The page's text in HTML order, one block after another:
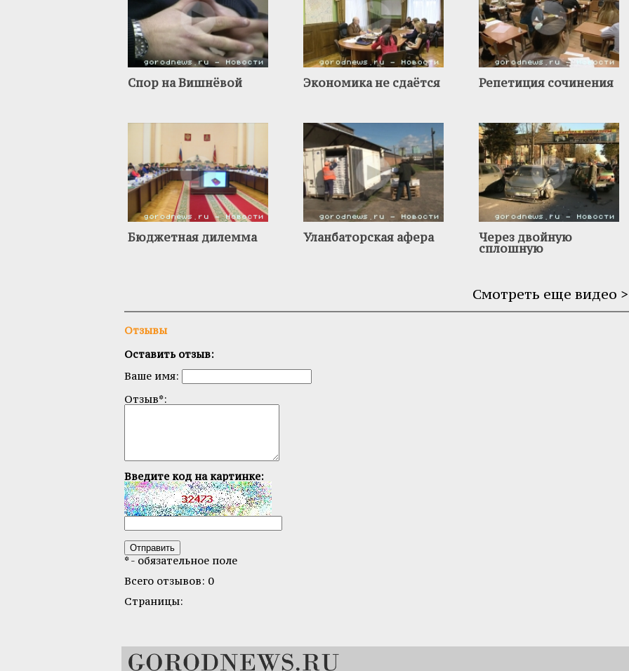
Спор на Вишнёвой Экономика не сдаётся Репетиция сочинения
Бюджетная дилемма Уланбаторская афера Через двойную
сплошную
Смотреть еще видео
Отзывы
Оставить отзыв:
Ваше имя:
Отзыв*:
Введите код на картинке:
* - обязательное поле
Всего отзывов: 0
Страницы: